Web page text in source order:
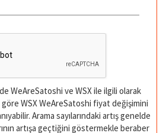
WeAreSatoshi ve WSX ile ilgili olarak
göre WSX WeAreSatoshi fiyat değişimini
Arama sayılarındaki artış genelde
artışa geçtiğini göstermekle beraber